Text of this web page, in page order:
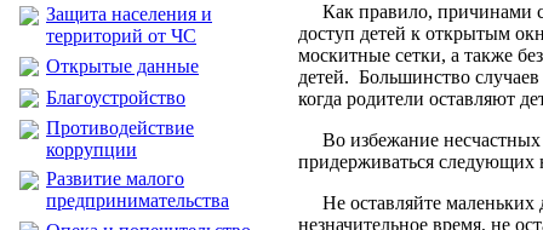
Защита населения и
территорий от ЧС
Открытые данные
Благоустройство
Противодействие
коррупции
Развитие малого
предпринимательства
Как правило, причинами
доступ детей к открытым
москитные сетки, а также
детей. Большинство
когда родители оставляют
Во избежание несчастных
придерживаться
Не оставляйте маленьких
незначительное время, не